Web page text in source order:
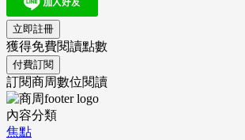
立即註冊
獲得免費閱讀點數
付費訂閱
訂閱商周數位閱讀
內容分類
焦點